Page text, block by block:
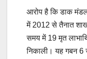
आरोप है कि डाक
में 2012 से तैनात
समय में 19 मृत
निकाली। यह गबन